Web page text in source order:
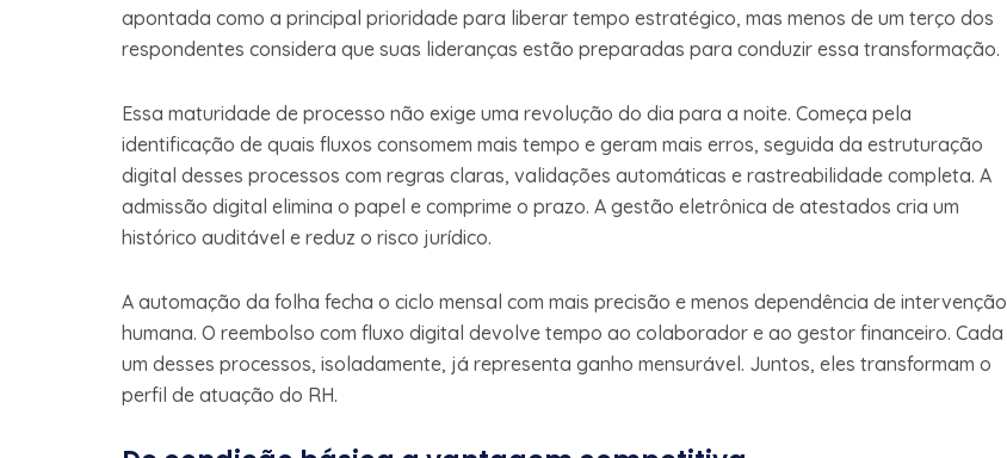
apontada como a principal prioridade para liberar tempo estratégico, mas menos de um terço dos
respondentes considera que suas lideranças estão preparadas para conduzir essa transformação.
Essa maturidade de processo não exige uma revolução do dia para a noite. Começa pela
identificação de quais fluxos consomem mais tempo e geram mais erros, seguida da estruturação
digital desses processos com regras claras, validações automáticas e rastreabilidade completa. A
admissão digital elimina o papel e comprime o prazo. A gestão eletrônica de atestados cria um
histórico auditável e reduz o risco jurídico.
A automação da folha fecha o ciclo mensal com mais precisão e menos dependência de intervenção
humana. O reembolso com fluxo digital devolve tempo ao colaborador e ao gestor financeiro. Cada
um desses processos, isoladamente, já representa ganho mensurável. Juntos, eles transformam o
perfil de atuação do RH.